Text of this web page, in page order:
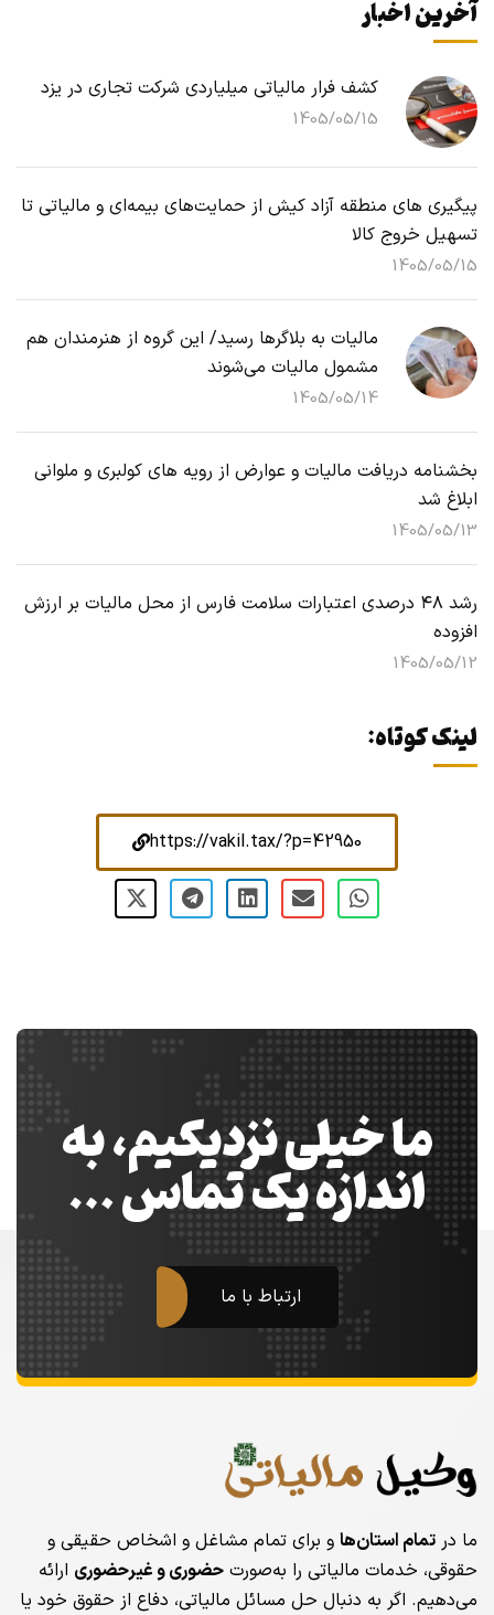
آخرین اخبار
کشف فرار مالیاتی میلیاردی شرکت تجاری در یزد
1405/05/15
پیگیری های منطقه آزاد کیش از حمایت‌های بیمه‌ای و مالیاتی تا
تسهیل خروج کالا
1405/05/15
مالیات به بلاگرها رسید/ این گروه از هنرمندان هم
مشمول مالیات می‌شوند
1405/05/14
بخشنامه دریافت مالیات و عوارض از رویه های کولبری و ملوانی
ابلاغ شد
1405/05/13
رشد ۴۸ درصدی اعتبارات سلامت فارس از محل مالیات بر ارزش
افزوده
1405/05/12
لینک کوتاه:
https://vakil.tax/?p=42950
ما خیلی نزدیکیم، به
اندازه یک تماس …
ارتباط با ما
ما در تمام استان‌ها و برای تمام مشاغل و اشخاص حقیقی و
حقوقی، خدمات مالیاتی را به‌صورت حضوری و غیرحضوری ارائه
می‌دهیم. اگر به دنبال حل مسائل مالیاتی، دفاع از حقوق خود یا